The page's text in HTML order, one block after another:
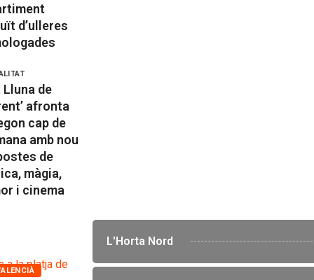
d’ulleres
Lluna de
afronta
cap de
amb nou
de
màgia,
i cinema
L'Horta Nord